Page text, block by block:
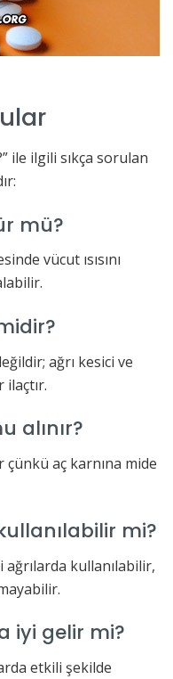
ile ilgili sıkça sorulan
mü?
vücut ısısını
ağrı kesici ve
alınır?
çünkü aç karnına mide
mi?
kullanılabilir,
iyi gelir mi?
etkili şekilde